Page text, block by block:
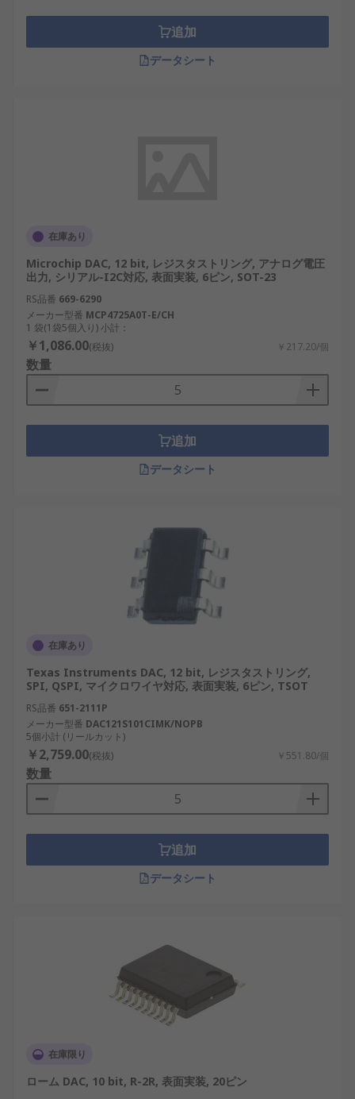
追加
データシート
在庫あり
Microchip DAC, 12 bit, レジスタストリング, アナログ電圧
出力, シリアル-I2C対応, 表面実装, 6ピン, SOT-23
RS品番 669-6290
メーカー型番 MCP4725A0T-E/CH
1 袋(1袋5個入り) 小計：
￥1,086.00(税抜) ￥217.20/個
数量
追加
データシート
在庫あり
Texas Instruments DAC, 12 bit, レジスタストリング,
SPI, QSPI, マイクロワイヤ対応, 表面実装, 6ピン, TSOT
RS品番 651-2111P
メーカー型番 DAC121S101CIMK/NOPB
5個小計 (リールカット)
￥2,759.00(税抜) ￥551.80/個
数量
追加
データシート
在庫限り
ローム DAC, 10 bit, R-2R, 表面実装, 20ピン